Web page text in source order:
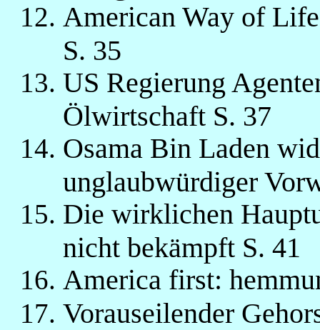
American Way of
S. 35
US Regierung
Ölwirtschaft S. 37
Osama Bin Laden
unglaubwürdiger
Die wirklichen
nicht bekämpft S. 41
America first:
Vorauseilender